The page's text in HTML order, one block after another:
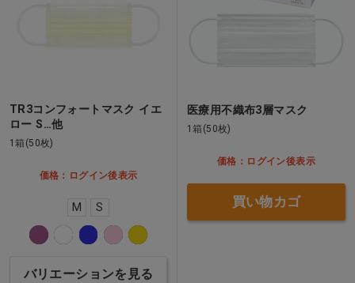
TR3コンフォートマスク イエ
ロー S…他
1箱(50枚)
価格：ログイン後表示
M S
バリエーションを見る
医療用不織布3層マスク
1箱(50枚)
価格：ログイン後表示
買い物カゴ